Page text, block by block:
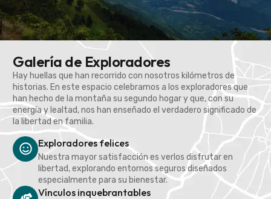
Galería de Exploradores
Hay huellas que han recorrido con nosotros kilómetros de
historias. En este espacio celebramos a los exploradores que
han hecho de la montaña su segundo hogar y que, con su
energía y lealtad, nos han enseñado el verdadero significado de
la libertad en familia.
Exploradores felices
Nuestra mayor satisfacción es verlos disfrutar en
libertad, explorando entornos seguros diseñados
especialmente para su bienestar.
Vínculos inquebrantables